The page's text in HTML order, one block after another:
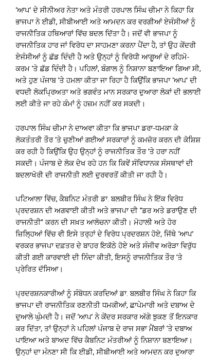
‘ਆਪ’ ਦੇ ਸੀਨੀਅਰ ਨੇਤਾ ਅਤੇ ਮੰਤਰੀ ਹਰਪਾਲ ਸਿੰਘ ਚੀਮਾ ਨੇ ਕਿਹਾ ਕਿ
ਭਾਜਪਾ ਨੇ ਈਡੀ, ਸੀਬੀਆਈ ਅਤੇ ਆਮਦਨ ਕਰ ਵਰਗੀਆਂ ਏਜੰਸੀਆਂ ਨੂੰ
ਰਾਜਨੀਤਿਕ ਹਥਿਆਰਾਂ ਵਿੱਚ ਬਦਲ ਦਿੱਤਾ ਹੈ। ਜਦੋਂ ਵੀ ਭਾਜਪਾ ਨੂੰ
ਰਾਜਨੀਤਿਕ ਹਾਰ ਜਾਂ ਵਿਰੋਧ ਦਾ ਸਾਹਮਣਾ ਕਰਨਾ ਪੈਂਦਾ ਹੈ, ਤਾਂ ਉਹ ਕੇਂਦਰੀ
ਏਜੰਸੀਆਂ ਨੂੰ ਛੱਡ ਦਿੰਦੀ ਹੈ ਅਤੇ ਉਨ੍ਹਾਂ ਨੂੰ ਵਿਰੋਧੀ ਆਗੂਆਂ ਦੇ ਰਹਿਮੋ-
ਕਰਮ ‘ਤੇ ਛੱਡ ਦਿੰਦੀ ਹੈ। ਪਹਿਲਾਂ, ਬੰਗਾਲ ਨੂੰ ਨਿਸ਼ਾਨਾ ਬਣਾਇਆ ਗਿਆ ਸੀ,
ਅਤੇ ਹੁਣ ਪੰਜਾਬ ‘ਤੇ ਹਮਲਾ ਕੀਤਾ ਜਾ ਰਿਹਾ ਹੈ ਕਿਉਂਕਿ ਭਾਜਪਾ ‘ਆਪ’ ਦੀ
ਵਧਦੀ ਲੋਕਪ੍ਰਿਅਤਾ ਅਤੇ ਭਗਵੰਤ ਮਾਨ ਸਰਕਾਰ ਦੁਆਰਾ ਲੋਕਾਂ ਦੀ ਭਲਾਈ
ਲਈ ਕੀਤੇ ਜਾ ਰਹੇ ਕੰਮਾਂ ਨੂੰ ਹਜ਼ਮ ਨਹੀਂ ਕਰ ਸਕਦੀ।
ਹਰਪਾਲ ਸਿੰਘ ਚੀਮਾ ਨੇ ਦਾਅਵਾ ਕੀਤਾ ਕਿ ਭਾਜਪਾ ਡਰਾ-ਧਮਕਾ ਕੇ
ਲੋਕਤੰਤਰੀ ਤੌਰ ‘ਤੇ ਚੁਣੀਆਂ ਗਈਆਂ ਸਰਕਾਰਾਂ ਨੂੰ ਕਮਜ਼ੋਰ ਕਰਨ ਦੀ ਕੋਸ਼ਿਸ਼
ਕਰ ਰਹੀ ਹੈ ਕਿਉਂਕਿ ਉਹ ਉਨ੍ਹਾਂ ਨੂੰ ਰਾਜਨੀਤਿਕ ਤੌਰ ‘ਤੇ ਹਰਾ ਨਹੀਂ
ਸਕਦੀ। ਪੰਜਾਬ ਦੇ ਲੋਕ ਦੇਖ ਰਹੇ ਹਨ ਕਿ ਕਿਵੇਂ ਸੰਵਿਧਾਨਕ ਸੰਸਥਾਵਾਂ ਦੀ
ਬਦਲਾਖੋਰੀ ਦੀ ਰਾਜਨੀਤੀ ਲਈ ਦੁਰਵਰਤੋਂ ਕੀਤੀ ਜਾ ਰਹੀ ਹੈ।
ਪਟਿਆਲਾ ਵਿੱਚ, ਕੈਬਨਿਟ ਮੰਤਰੀ ਡਾ. ਬਲਬੀਰ ਸਿੰਘ ਨੇ ਇੱਕ ਵਿਰੋਧ
ਪ੍ਰਦਰਸ਼ਨ ਦੀ ਅਗਵਾਈ ਕੀਤੀ ਅਤੇ ਭਾਜਪਾ ਦੀ “ਡਰ ਅਤੇ ਡਰਾਉਣ ਦੀ
ਰਾਜਨੀਤੀ” ਕਰਨ ਦੀ ਸਖ਼ਤ ਆਲੋਚਨਾ ਕੀਤੀ। ਮੋਹਾਲੀ ਅਤੇ ਹੋਰ
ਜ਼ਿਲ੍ਹਿਆਂ ਵਿੱਚ ਵੀ ਇਸੇ ਤਰ੍ਹਾਂ ਦੇ ਵਿਰੋਧ ਪ੍ਰਦਰਸ਼ਨ ਹੋਏ, ਜਿੱਥੇ ‘ਆਪ’
ਵਰਕਰ ਭਾਜਪਾ ਦਫ਼ਤਰ ਦੇ ਬਾਹਰ ਇਕੱਠੇ ਹੋਏ ਅਤੇ ਸੰਜੀਵ ਅਰੋੜਾ ਵਿਰੁੱਧ
ਕੀਤੀ ਗਈ ਕਾਰਵਾਈ ਦੀ ਨਿੰਦਾ ਕੀਤੀ, ਇਸਨੂੰ ਰਾਜਨੀਤਿਕ ਤੌਰ ‘ਤੇ
ਪ੍ਰੇਰਿਤ ਦੱਸਿਆ।
ਪ੍ਰਦਰਸ਼ਨਕਾਰੀਆਂ ਨੂੰ ਸੰਬੋਧਨ ਕਰਦਿਆਂ ਡਾ. ਬਲਬੀਰ ਸਿੰਘ ਨੇ ਕਿਹਾ ਕਿ
ਭਾਜਪਾ ਦੀ ਰਾਜਨੀਤਿਕ ਰਣਨੀਤੀ ਧਮਕੀਆਂ, ਛਾਪੇਮਾਰੀ ਅਤੇ ਦਬਾਅ ਦੇ
ਦੁਆਲੇ ਘੁੰਮਦੀ ਹੈ। ਜਦੋਂ ‘ਆਪ’ ਨੇ ਕੇਂਦਰ ਸਰਕਾਰ ਅੱਗੇ ਝੁਕਣ ਤੋਂ ਇਨਕਾਰ
ਕਰ ਦਿੱਤਾ, ਤਾਂ ਉਨ੍ਹਾਂ ਨੇ ਪਹਿਲਾਂ ਪੰਜਾਬ ਦੇ ਰਾਜ ਸਭਾ ਮੈਂਬਰਾਂ ‘ਤੇ ਦਬਾਅ
ਪਾਇਆ ਅਤੇ ਬਾਅਦ ਵਿੱਚ ਕੈਬਨਿਟ ਮੰਤਰੀਆਂ ਨੂੰ ਨਿਸ਼ਾਨਾ ਬਣਾਇਆ।
ਉਨ੍ਹਾਂ ਦਾ ਮੰਨਣਾ ਸੀ ਕਿ ਈਡੀ, ਸੀਬੀਆਈ ਅਤੇ ਆਮਦਨ ਕਰ ਦੁਆਰਾ